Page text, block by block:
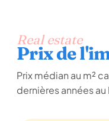
Real estate
Prix de
Prix médian au m²
dernières années au